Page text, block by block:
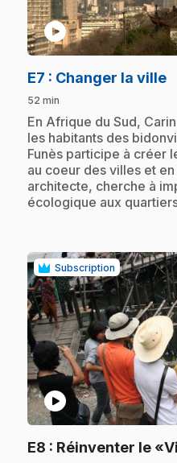
play_circle
E7 : Changer la ville.
52 min
.En Afrique du Sud,
les habitants des
Funès participe à créer
au coeur des villes et
architecte, cherche à
écologique aux
Subscription
play_circle
E8 : Réinventer le